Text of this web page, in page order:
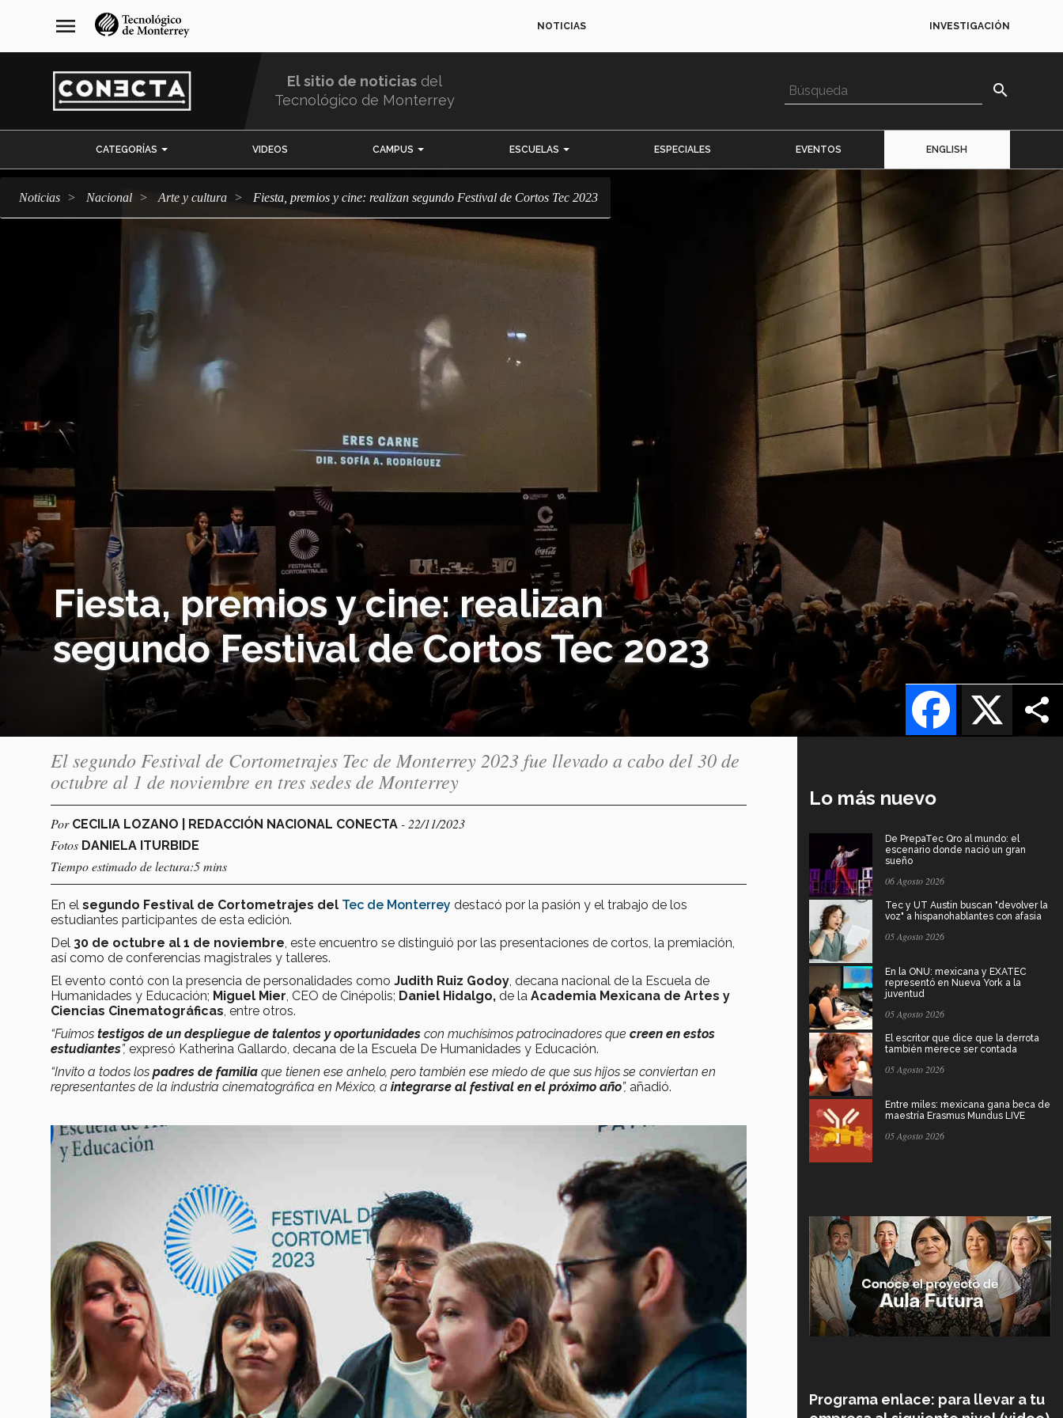
navegación
principal
menu NOTICIAS INVESTIGACIÓN
El sitio de noticias del
Tecnológico de Monterrey
search
CATEGORÍAS VIDEOS CAMPUS ESCUELAS ESPECIALES EVENTOS ENGLISH
Noticias Nacional arte y cultura Fiesta, premios y cine: realizan segundo Festival de Cortos Tec 2023
Fiesta, premios y cine: realizan
segundo Festival de Cortos Tec 2023
X
Facebook
El segundo Festival de Cortometrajes Tec de Monterrey 2023 fue llevado a cabo del 30 de
octubre al 1 de noviembre en tres sedes de Monterrey
Por CECILIA LOZANO | REDACCIÓN NACIONAL CONECTA - 22/11/2023
Fotos DANIELA ITURBIDE
Tiempo estimado de lectura:5 mins
En el segundo Festival de Cortometrajes del Tec de Monterrey destacó por la pasión y el trabajo de los
estudiantes participantes de esta edición.
Del 30 de octubre al 1 de noviembre , este encuentro se distinguió por las presentaciones de cortos, la premiación,
así como de conferencias magistrales y talleres.
El evento contó con la presencia de personalidades como Judith Ruiz Godoy , decana nacional de la Escuela de
Humanidades y Educación; Miguel Mier , CEO de Cinépolis; Daniel Hidalgo, de la Academia Mexicana de Artes y
Ciencias Cinematográficas , entre otros.
“Fuimos testigos de un despliegue de talentos y oportunidades con muchísimos patrocinadores que creen en estos
estudiantes”, expresó Katherina Gallardo, decana de la Escuela De Humanidades y Educación.
“Invito a todos los padres de familia que tienen ese anhelo, pero también ese miedo de que sus hijos se conviertan en
representantes de la industria cinematográfica en México, a integrarse al festival en el próximo año”, añadió.
Lo más nuevo
De PrepaTec Qro al mundo: el
escenario donde nació un gran
sueño
06 Agosto 2026
Tec y UT Austin buscan "devolver la
voz" a hispanohablantes con afasia
05 Agosto 2026
En la ONU: mexicana y EXATEC
representó en Nueva York a la
juventud
05 Agosto 2026
El escritor que dice que la derrota
también merece ser contada
05 Agosto 2026
Entre miles: mexicana gana beca de
maestría Erasmus Mundus LIVE
05 Agosto 2026
Programa enlace: para llevar a tu